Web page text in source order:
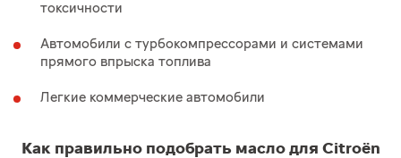
токсичности
Автомобили с турбокомпрессорами и системами
прямого впрыска топлива
Легкие коммерческие автомобили
Как правильно подобрать масло для Citroёn